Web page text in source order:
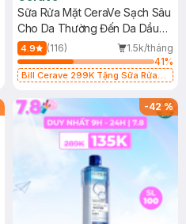
Sữa Rửa Mặt CeraVe Sạch Sâu
Cho Da Thường Đến Da Dầu
473ml
4.9 (116)
1.5k/tháng
41%
Bill Cerave 299K Tặng Sữa Rửa
-42%